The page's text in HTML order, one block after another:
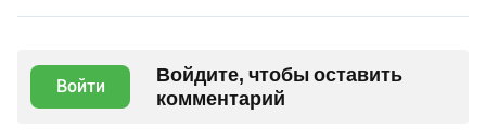
Войти
Войдите, чтобы оставить
комментарий